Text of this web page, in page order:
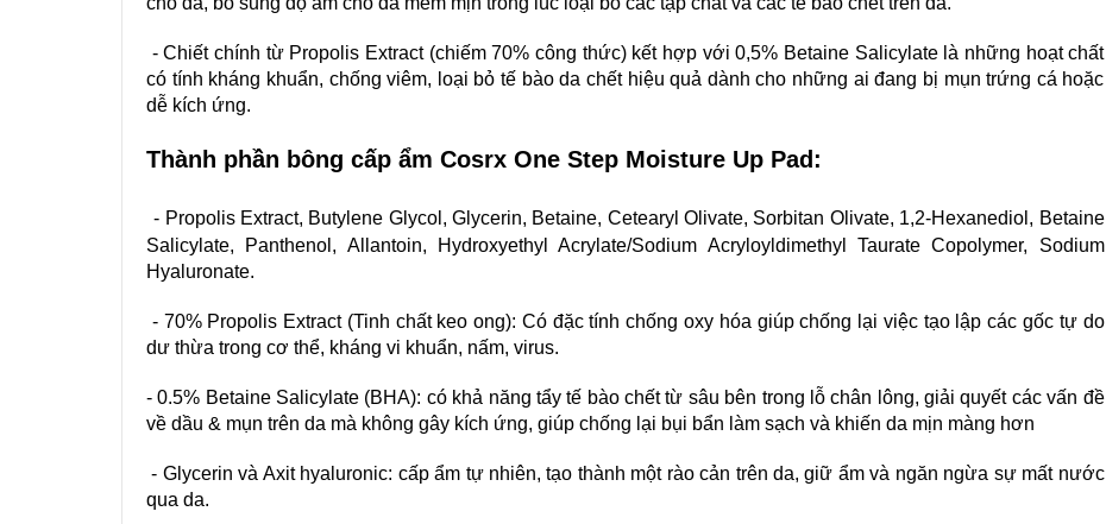
- Chiết chính từ Propolis Extract (chiếm 70% công thức) kết hợp với 0,5% Betaine Salicylate là những hoạt chất
có tính kháng khuẩn, chống viêm, loại bỏ tế bào da chết hiệu quả dành cho những ai đang bị mụn trứng cá hoặc
dễ kích ứng.
Thành phần bông cấp ẩm Cosrx One Step Moisture Up Pad:
- Propolis Extract, Butylene Glycol, Glycerin, Betaine, Cetearyl Olivate, Sorbitan Olivate, 1,2-Hexanediol, Betaine
Salicylate, Panthenol, Allantoin, Hydroxyethyl Acrylate/Sodium Acryloyldimethyl Taurate Copolymer, Sodium
Hyaluronate.
- 70% Propolis Extract (Tinh chất keo ong): Có đặc tính chống oxy hóa giúp chống lại việc tạo lập các gốc tự do
dư thừa trong cơ thể, kháng vi khuẩn, nấm, virus.
- 0.5% Betaine Salicylate (BHA): có khả năng tẩy tế bào chết từ sâu bên trong lỗ chân lông, giải quyết các vấn đề
về dầu & mụn trên da mà không gây kích ứng, giúp chống lại bụi bẩn làm sạch và khiến da mịn màng hơn
- Glycerin và Axit hyaluronic: cấp ẩm tự nhiên, tạo thành một rào cản trên da, giữ ẩm và ngăn ngừa sự mất nước
qua da.